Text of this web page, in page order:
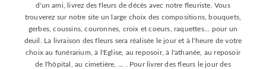
d'un ami, livrez des fleurs de décès avec notre fleuriste. Vous
trouverez sur notre site un large choix des compositions, bouquets,
gerbes, coussins, couronnes, croix et coeurs, raquettes... pour un
deuil. La livraison des fleurs sera réalisée le jour et à l'heure de votre
choix au funérarium, à l'Eglise, au reposoir, à l'athanée, au reposoir
de l'hôpital, au cimetière, ... . Pour livrer des fleurs le jour des